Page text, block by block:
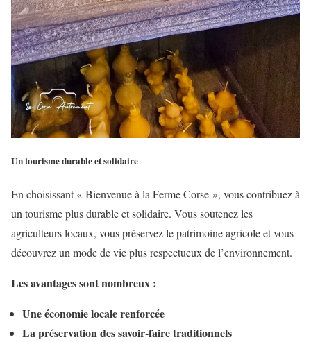
Un tourisme durable et solidaire
En choisissant « Bienvenue à la Ferme Corse », vous contribuez à
un tourisme plus durable et solidaire. Vous soutenez les
agriculteurs locaux, vous préservez le patrimoine agricole et vous
découvrez un mode de vie plus respectueux de l’environnement.
Les avantages sont nombreux :
Une économie locale renforcée
La préservation des savoir-faire traditionnels